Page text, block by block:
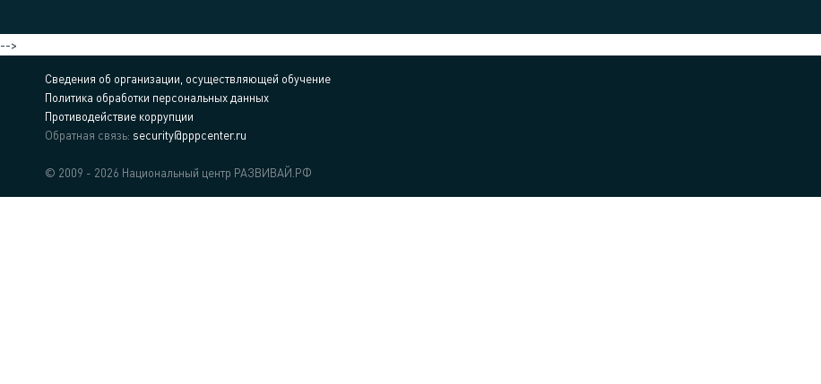
-->
Сведения об организации, осуществляющей обучение
Политика обработки персональных данных
Противодействие коррупции
Обратная связь: security@pppcenter.ru
© 2009 - 2026 Национальный центр РАЗВИВАЙ.РФ